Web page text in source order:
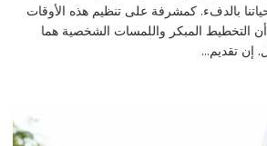
بالدفء. كمشرفة على تنظيم هذه الأوقات
التخطيط المبكر واللمسات الشخصية هما
إن تقديم...